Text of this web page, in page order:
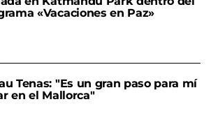
«Vacaciones en Paz»
Tenas: "Es un gran paso para mí
en el Mallorca"